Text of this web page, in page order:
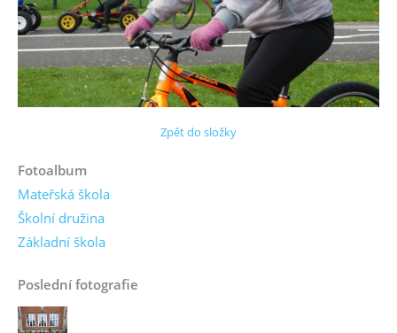
Zpět do složky
Fotoalbum
Mateřská škola
Školní družina
Základní škola
Poslední fotografie